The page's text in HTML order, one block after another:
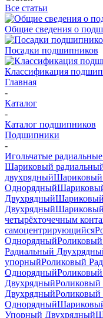
Все статьи
Общие сведения о
Посадки подшипников
Классификация
Главная
-
Каталог
-
Каталог подшипников
Подшипники
-
Игольчатые
Шариковый
двухрядныйШариковый
Однорядный
Двухрядный
Двухрядный
четырёхточечным
самоцентрирующийся
Однорядный
Радиальный
упорныйРоликовый
Однорядный
ДвухрядныйРоликовый
ДвухрядныйРоликовый
Однорядный
Упорный Двухрядный